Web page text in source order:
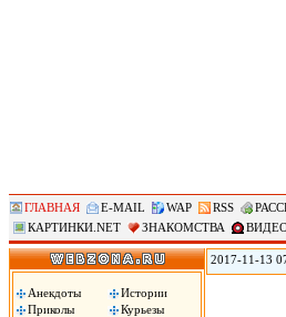
ГЛАВНАЯ E-MAIL WAP RSS
КАРТИНКИ.NET
ЗНАКОМСТВА
Анекдоты
Истории
Приколы
Курьезы
2017-11-13
самолетов и
вертолетов